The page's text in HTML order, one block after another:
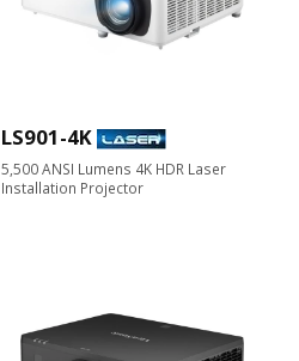
LS901-4K
5,500 ANSI Lumens 4K HDR Laser
Installation Projector​